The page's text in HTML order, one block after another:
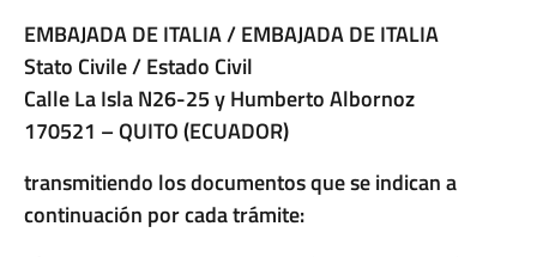
EMBAJADA DE ITALIA / EMBAJADA DE ITALIA
Stato Civile / Estado Civil
Calle La Isla N26-25 y Humberto Albornoz
170521 – QUITO (ECUADOR)
transmitiendo los documentos que se indican a
continuación por cada trámite: